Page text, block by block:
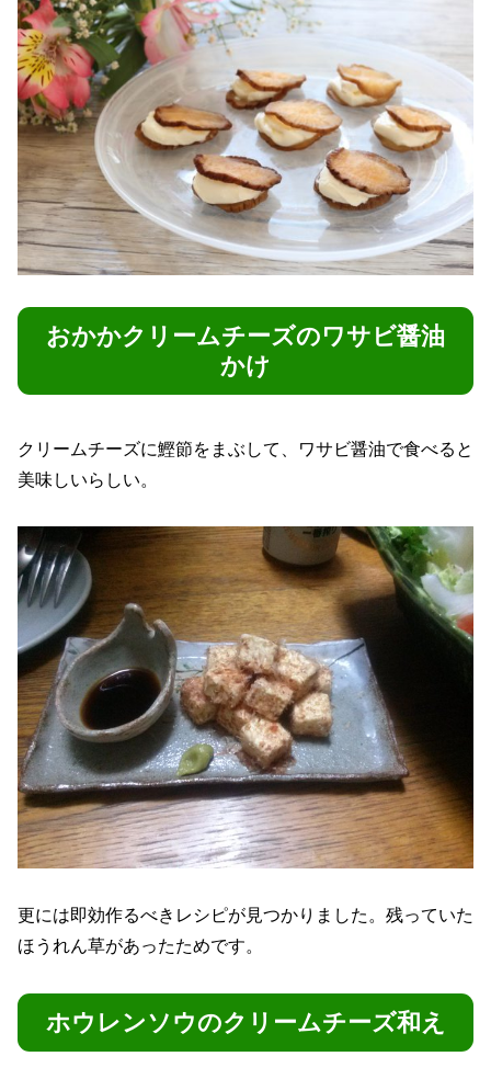
おかかクリームチーズのワサビ醤油
かけ
クリームチーズに鰹節をまぶして、ワサビ醤油で食べると
美味しいらしい。
更には即効作るべきレシピが見つかりました。残っていた
ほうれん草があったためです。
ホウレンソウのクリームチーズ和え